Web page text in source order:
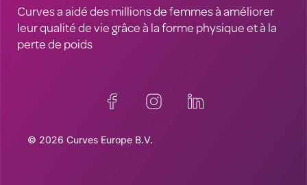
Curves a aidé des millions de femmes à améliorer
leur qualité de vie grâce à la forme physique et à la
perte de poids
© 2026 Curves Europe B.V.